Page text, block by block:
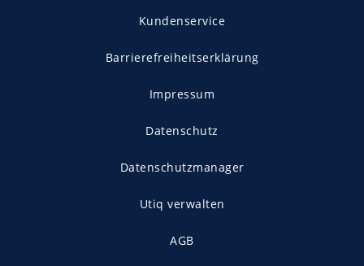
Kundenservice
Barrierefreiheitserklärung
Impressum
Datenschutz
Datenschutzmanager
Utiq verwalten
AGB